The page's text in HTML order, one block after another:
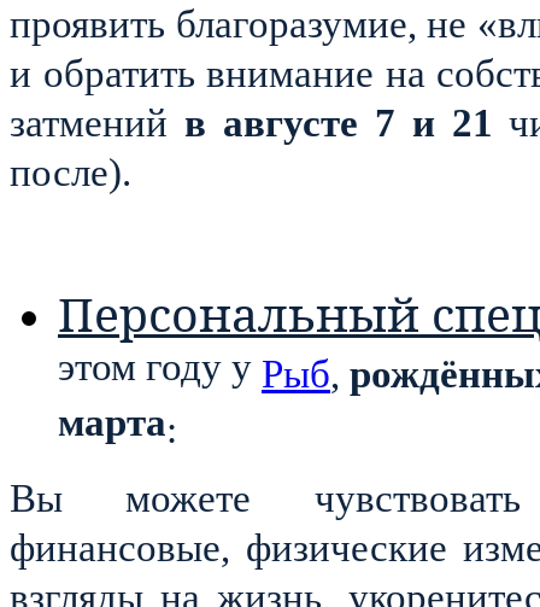
проявить благоразумие, не
и обратить внимание на
затмений в августе 7 и 21
после).
Персональный
этом году у Рыб,
марта:
Вы можете чувствовать
финансовые, физические
взгляды на жизнь,